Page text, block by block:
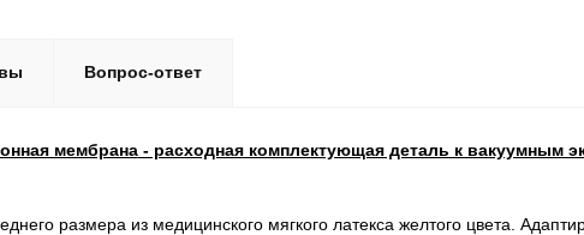
Вопрос-ответ
мембрана- расходная комплектующая деталь к вакуумным
размера из медицинского мягкого латекса желтого цвета.